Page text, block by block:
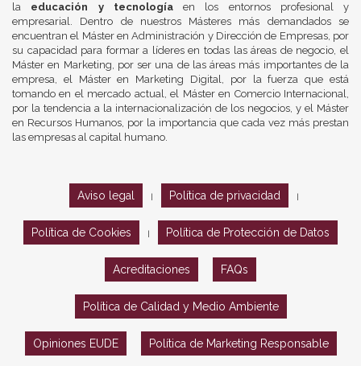
la educación y tecnologíaen los entornos profesional y
empresarial. Dentro de nuestros Másteres más demandados se
encuentran el Máster en Administración y Dirección de Empresas, por
su capacidad para formar a líderes en todas las áreas de negocio, el
Máster en Marketing, por ser una de las áreas más importantes de la
empresa, el Máster en Marketing Digital, por la fuerza que está
tomando en el mercado actual, el Máster en Comercio Internacional,
por la tendencia a la internacionalización de los negocios, y el Máster
en Recursos Humanos, por la importancia que cada vez más prestan
las empresas al capital humano.
Aviso legal Política de privacidad
Política de Cookies Política de Protección de Datos
Acreditaciones FAQs
Política de Calidad y Medio Ambiente
Opiniones EUDE Política de Marketing Responsable